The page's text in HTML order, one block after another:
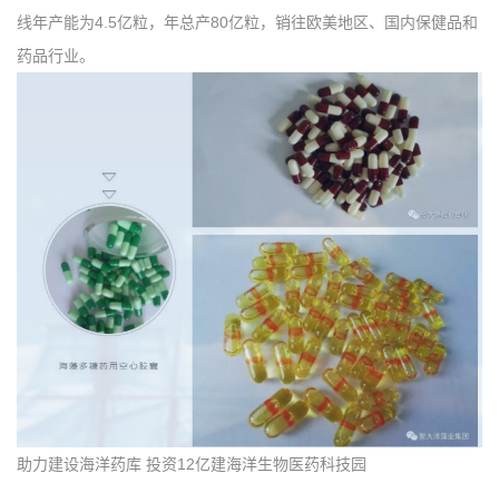
线年产能为4.5亿粒，年总产80亿粒，销往欧美地区、国内保健品和
药品行业。
助力建设海洋药库 投资12亿建海洋生物医药科技园